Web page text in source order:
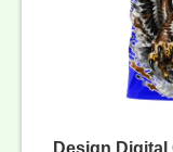
Design Digital